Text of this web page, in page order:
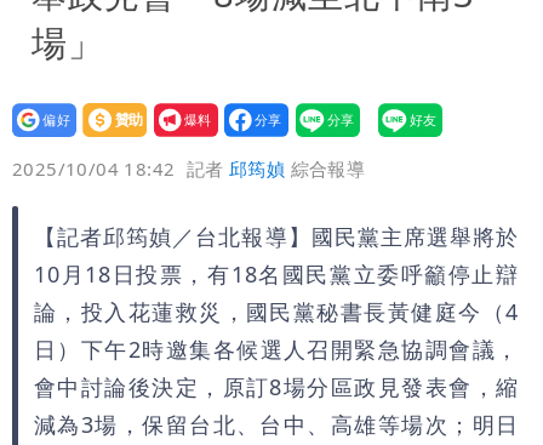
台北山區升級「大豪雨」！基隆北海岸逢
大潮 恐海水倒灌
澎湖13兒女擠住10坪屋 媽帶補助款離
家！縣府出手了
經紀人強吻女藝人「我又沒伸舌頭」 連
法官都怒了：相當噁心
桃園復興宣布今停班課！全台放假情形一
次看
慈濟遭詐10億 他點名顏博文下台：認
錯有那麼難嗎？
颱風相當有感！海警持續到明晨 北部風
場」
設為
贊助
我要
爆料
2025/10/04 18:42 記者邱筠媜 綜合報導
【記者邱筠媜／台北報導】國民黨主席選舉將於
10月18日投票，有18名國民黨立委呼籲停止辯
論，投入花蓮救災，國民黨秘書長黃健庭今（4
日）下午2時邀集各候選人召開緊急協調會議，
會中討論後決定，原訂8場分區政見發表會，縮
減為3場，保留台北、台中、高雄等場次；明日